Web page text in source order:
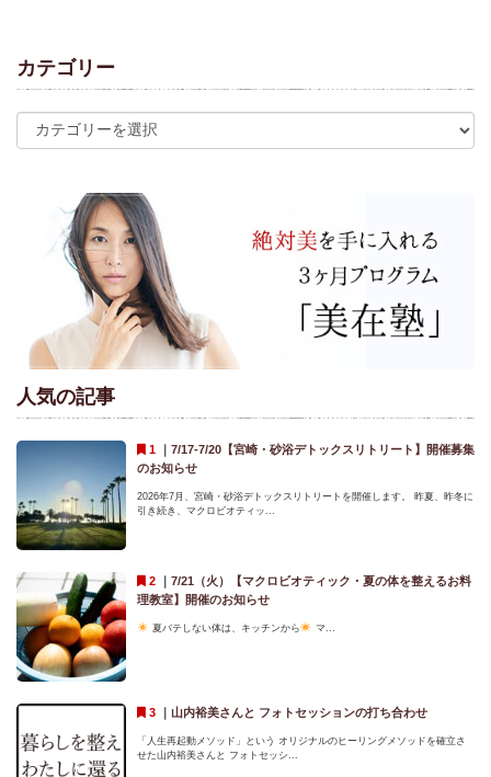
カテゴリー
人気の記事
｜ 7/17-7/20【宮崎・砂浴デトックスリトリート】開催募集
のお知らせ
2026年7月、宮崎・砂浴デトックスリトリートを開催します。 昨夏、昨冬に
引き続き、マクロビオティッ...
｜ 7/21（火）【マクロビオティック・夏の体を整えるお料
理教室】開催のお知らせ
夏バテしない体は、キッチンから マ...
｜ 山内裕美さんと フォトセッションの打ち合わせ
「人生再起動メソッド」という オリジナルのヒーリングメソッドを確立さ
せた山内裕美さんと フォトセッシ...